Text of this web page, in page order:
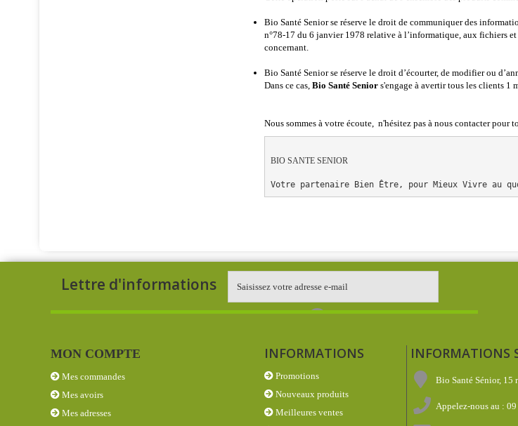
Bio Santé Seniorse réserve le droit de communiquer des
n°78-17 du 6 janvier 1978 relative à l’informatique, aux fichiers
concernant.
Bio Santé Seniorse réserve le droit d’écourter, de modifier ou
Dans ce cas, Bio Santé Seniors'engage à avertir tous les clients 1
Nous sommes à votre écoute, n'hésitez pas à nous contacter pour
BIO SANTE SENIOR
Votre partenaire Bien Être, pour Mieux Vivre au
Lettre d'informations
MON COMPTE
Mes commandes
Mes avoirs
Mes adresses
INFORMATIONS
Promotions
Nouveaux produits
Meilleures ventes
INFORMATIONS
Bio Santé Sénior, 15
Appelez-nous au :